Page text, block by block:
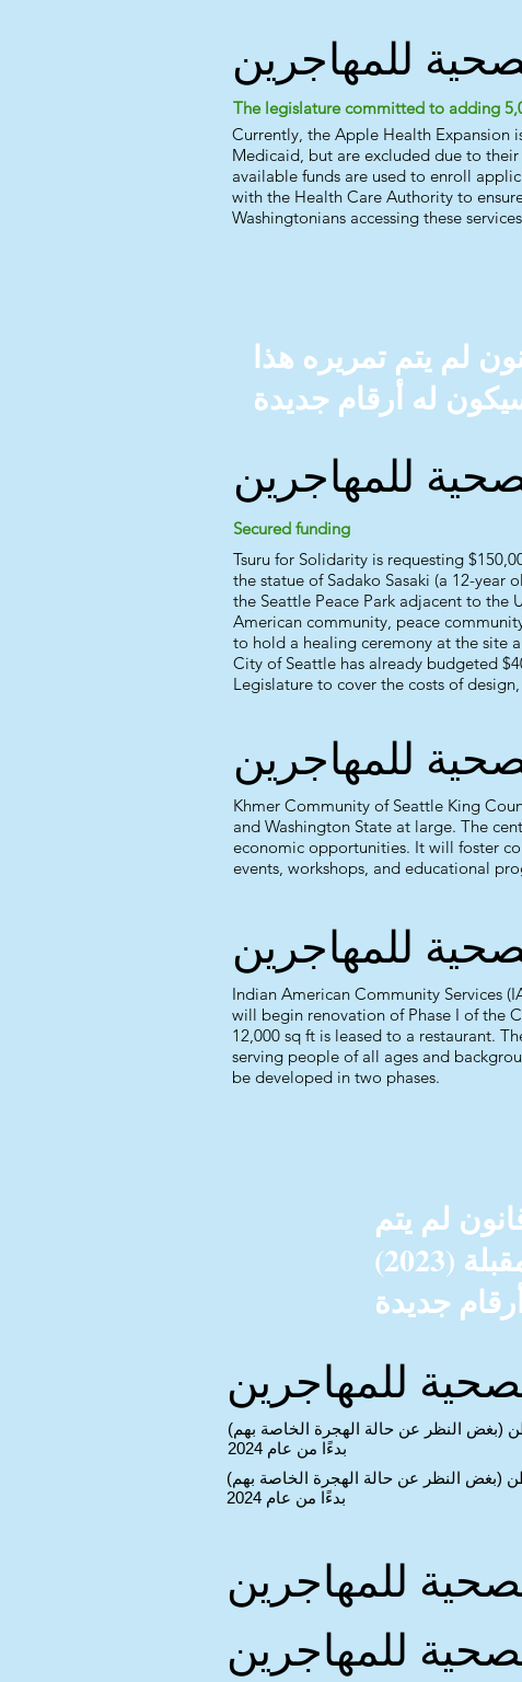
للمهاجرين
The legislature committed to adding
Currently, the Apple Health Expansion
Medicaid, but are excluded due to
available funds are used to enroll
with the Health Care Authority to
Washingtonians accessing these
أي مشروع قانون لم يتم تمريره هذا
للمهاجرين
Secured funding
Tsuru for Solidarity is requesting
the statue of Sadako Sasaki (a 12-
the Seattle Peace Park adjacent to
American community, peace
to hold a healing ceremony at the site
City of Seattle has already budgeted
Legislature to cover the costs of
للمهاجرين
Khmer Community of Seattle King
and Washington State at large. The
economic opportunities. It will foster
events, workshops, and educational
للمهاجرين
Indian American Community Services
will begin renovation of Phase I of the
12,000 sq ft is leased to a restaurant.
serving people of all ages and
be developed in two phases.
أي مشروع قانون لم يتم
تمريره هذا العام ، يجب إعادة تقديمه في الدورة المقبلة (2023)
للمهاجرين
(بغض النظر عن حالة الهجرة الخاصة بهم)
بدءًا من عام 2024
(بغض النظر عن حالة الهجرة الخاصة بهم)
بدءًا من عام 2024
للمهاجرين
للمهاجرين